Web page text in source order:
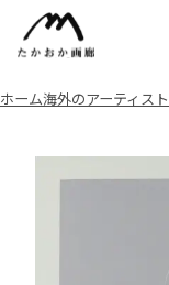
ホーム海外のアーティスト